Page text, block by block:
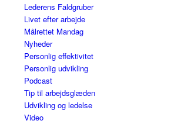
Lederens Faldgruber
Livet efter arbejde
Målrettet Mandag
Nyheder
Personlig effektivitet
Personlig udvikling
Podcast
Tip til arbejdsglæden
Udvikling og ledelse
Video